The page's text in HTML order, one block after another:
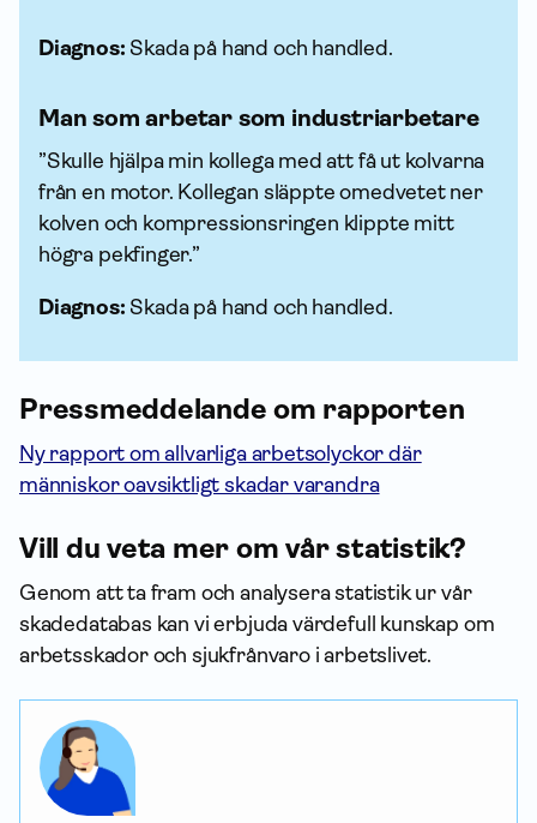
Diagnos: Skada på hand och handled.
Man som arbetar som industriarbetare
”Skulle hjälpa min kollega med att få ut kolvarna
från en motor. Kollegan släppte omedvetet ner
kolven och kompressionsringen klippte mitt
högra pekfinger.”
Diagnos: Skada på hand och handled.
Press­meddelande om rapporten
Ny rapport om allvarliga arbetsolyckor där
människor oavsiktligt skadar varandra
Vill du veta mer om vår statistik?
Genom att ta fram och analysera statistik ur vår
skadedatabas kan vi erbjuda värdefull kunskap om
arbets­skador och sjukfrånvaro i arbetslivet.